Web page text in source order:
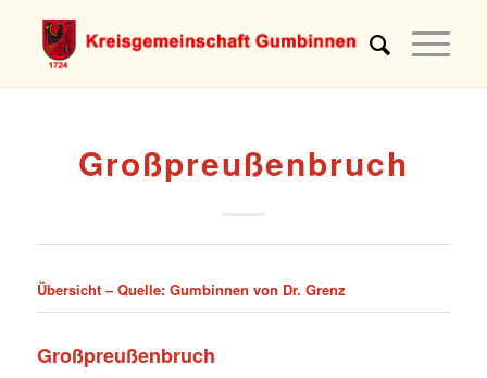
Großpreußenbruch
Übersicht –Quelle: Gumbinnen von Dr. Grenz
Großpreußenbruch